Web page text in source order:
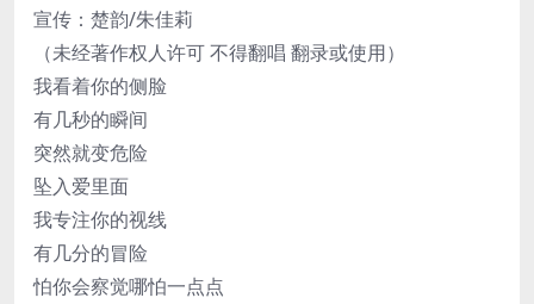
宣传：楚韵/朱佳莉
（未经著作权人许可 不得翻唱 翻录或使用）
我看着你的侧脸
有几秒的瞬间
突然就变危险
坠入爱里面
我专注你的视线
有几分的冒险
怕你会察觉哪怕一点点